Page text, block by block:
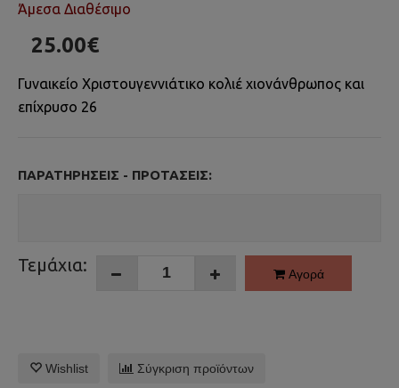
Άμεσα Διαθέσιμο
25.00€
Γυναικείο Χριστουγεννιάτικο κολιέ χιονάνθρωπος και
επίχρυσο 26
ΠΑΡΑΤΗΡΉΣΕΙΣ - ΠΡΟΤΆΣΕΙΣ:
Τεμάχια: Αγορά
Wishlist Σύγκριση προϊόντων